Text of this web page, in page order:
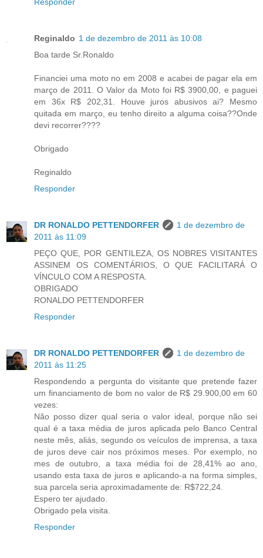
Reginaldo 1 de dezembro de 2011 às 10:08
Boa tarde Sr.Ronaldo
Financiei uma moto no em 2008 e acabei de pagar ela em
março de 2011. O Valor da Moto foi R$ 3900,00, e paguei
em 36x R$ 202,31. Houve juros abusivos ai? Mesmo
quitada em março, eu tenho direito a alguma coisa??Onde
devi recorrer????
Obrigado
Reginaldo
Responder
DR RONALDO PETTENDORFER
1 de dezembro de
2011 às 11:09
PEÇO QUE, POR GENTILEZA, OS NOBRES VISITANTES
ASSINEM OS COMENTÁRIOS, O QUE FACILITARÁ O
VÍNCULO COM A RESPOSTA.
OBRIGADO
RONALDO PETTENDORFER
Responder
DR RONALDO PETTENDORFER
1 de dezembro de
2011 às 11:25
Respondendo a pergunta do visitante que pretende fazer
um financiamento de bom no valor de R$ 29.900,00 em 60
vezes:
Não posso dizer qual seria o valor ideal, porque não sei
qual é a taxa média de juros aplicada pelo Banco Central
neste mês, aliás, segundo os veículos de imprensa, a taxa
de juros deve cair nos próximos meses. Por exemplo, no
mes de outubro, a taxa média foi de 28,41% ao ano,
usando esta taxa de juros e aplicando-a na forma simples,
sua parcela seria aproximadamente de: R$722,24.
Espero ter ajudado.
Obrigado pela visita.
Responder